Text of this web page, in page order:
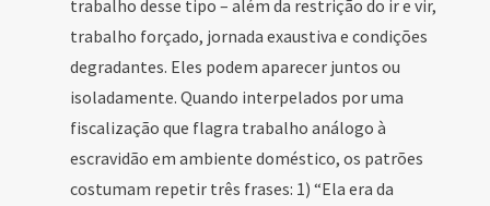
trabalho desse tipo – além da restrição do ir e vir,
trabalho forçado, jornada exaustiva e condições
degradantes. Eles podem aparecer juntos ou
isoladamente. Quando interpelados por uma
fiscalização que flagra trabalho análogo à
escravidão em ambiente doméstico, os patrões
costumam repetir três frases: 1) “Ela era da